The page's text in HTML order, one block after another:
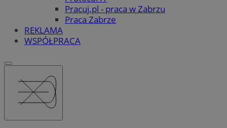
Pracuj.pl - praca w Zabrzu
Praca Zabrze
REKLAMA
WSPÓŁPRACA